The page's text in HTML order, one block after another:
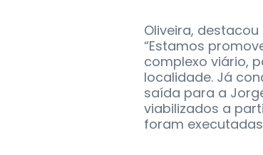
Oliveira,
“Estamos
complexo viário,
localidade. Já
saída para a
viabilizados a
foram